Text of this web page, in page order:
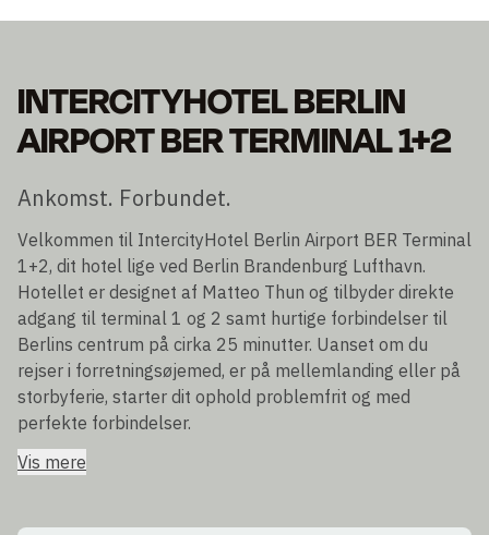
INTERCITYHOTEL BERLIN
AIRPORT BER TERMINAL 1+2
Ankomst. Forbundet.
Velkommen til IntercityHotel Berlin Airport BER Terminal
1+2, dit hotel lige ved Berlin Brandenburg Lufthavn.
Hotellet er designet af Matteo Thun og tilbyder direkte
adgang til terminal 1 og 2 samt hurtige forbindelser til
Berlins centrum på cirka 25 minutter. Uanset om du
rejser i forretningsøjemed, er på mellemlanding eller på
storbyferie, starter dit ophold problemfrit og med
perfekte forbindelser.
Vis mere